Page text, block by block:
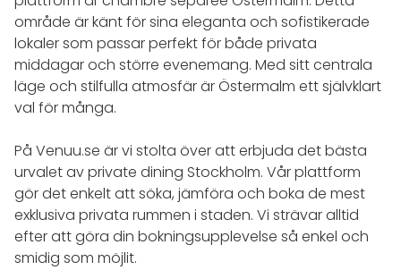
område är känt för sina eleganta och sofistikerade
lokaler som passar perfekt för både privata
middagar och större evenemang. Med sitt centrala
läge och stilfulla atmosfär är Östermalm ett självklart
val för många.
På Venuu.se är vi stolta över att erbjuda det bästa
urvalet av private dining Stockholm. Vår plattform
gör det enkelt att söka, jämföra och boka de mest
exklusiva privata rummen i staden. Vi strävar alltid
efter att göra din bokningsupplevelse så enkel och
smidig som möjlit.